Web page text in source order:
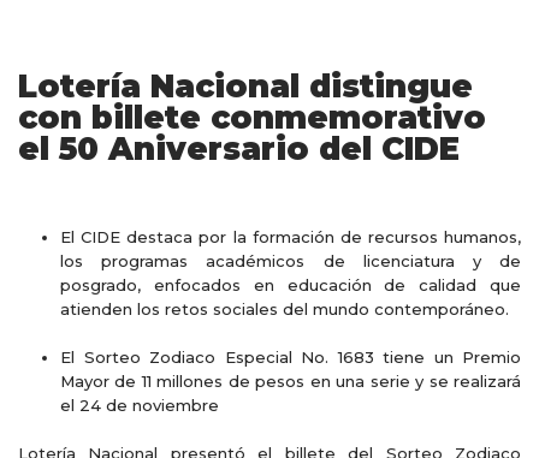
Lotería Nacional distingue
con billete conmemorativo
el 50 Aniversario del CIDE
El CIDE destaca por la formación de recursos humanos,
los programas académicos de licenciatura y de
posgrado, enfocados en educación de calidad que
atienden los retos sociales del mundo contemporáneo.
El Sorteo Zodiaco Especial No. 1683 tiene un Premio
Mayor de 11 millones de pesos en una serie y se realizará
el 24 de noviembre
Lotería Nacional presentó el billete del Sorteo Zodiaco